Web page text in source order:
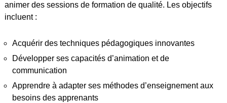
animer des sessions de formation de qualité. Les objectifs
incluent :
Acquérir des techniques pédagogiques innovantes
Développer ses capacités d’animation et de
communication
Apprendre à adapter ses méthodes d’enseignement aux
besoins des apprenants